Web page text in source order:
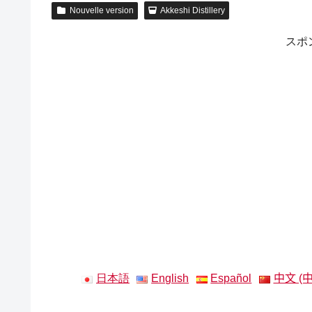
Nouvelle version Akkeshi Distillery
スポ
日本語 English Español 中文 (